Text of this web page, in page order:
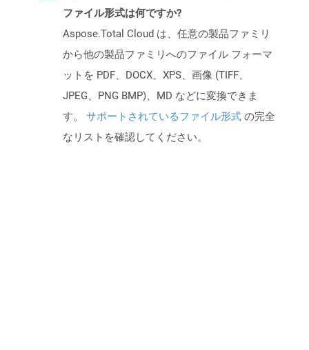
ファイル形式は何ですか?
Aspose.Total Cloud は、任意の製品ファミリ
から他の製品ファミリへのファイル フォーマ
ットを PDF、DOCX、XPS、画像 (TIFF、
JPEG、PNG BMP)、MD などに変換できま
す。 サポートされているファイル形式 の完全
なリストを確認してください。